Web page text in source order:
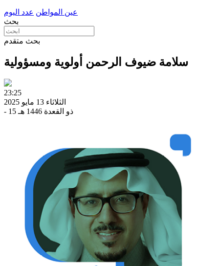
عين المواطن عدد اليوم
بحث
بحث متقدم
سلامة ضيوف الرحمن أولوية ومسؤولية
23:25
الثلاثاء 13 مايو 2025
- 15 ذو القعدة 1446 هـ